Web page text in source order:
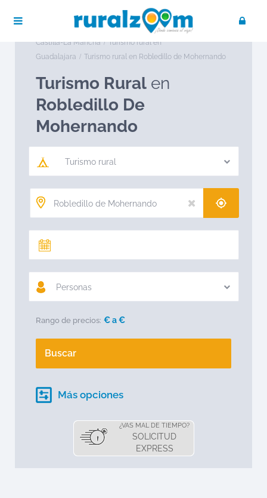
Turismo rural en España
Turismo rural en
Castilla-La Mancha
Turismo rural en
Guadalajara
Turismo rural en Robledillo de Mohernando
Turismo Rural en
Robledillo De
Mohernando
Turismo rural
Personas
Rango de precios: € a€
Buscar
Más opciones
¿VAS MAL DE TIEMPO?
SOLICITUD
EXPRESS